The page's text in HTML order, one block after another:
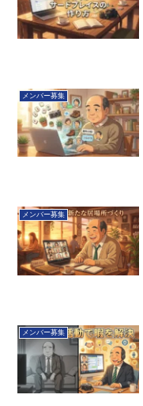
メンバー募集
メンバー募集
メンバー募集